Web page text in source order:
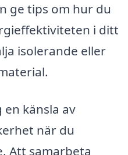
ge tips om hur du
i ditt
isolerande eller
en känsla av
när du
Att samarbeta